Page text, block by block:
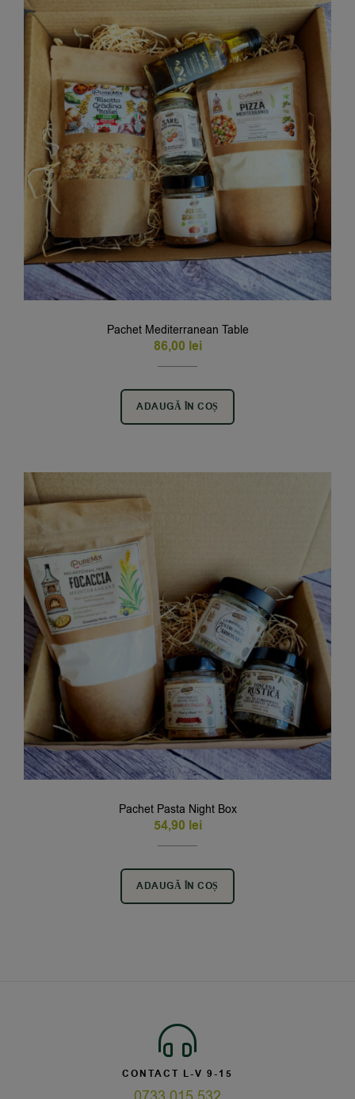
Pachet Mediterranean Table
86,00 lei
ADAUGĂ ÎN COȘ
Pachet Pasta Night Box
54,90 lei
ADAUGĂ ÎN COȘ
CONTACT L-V 9-15